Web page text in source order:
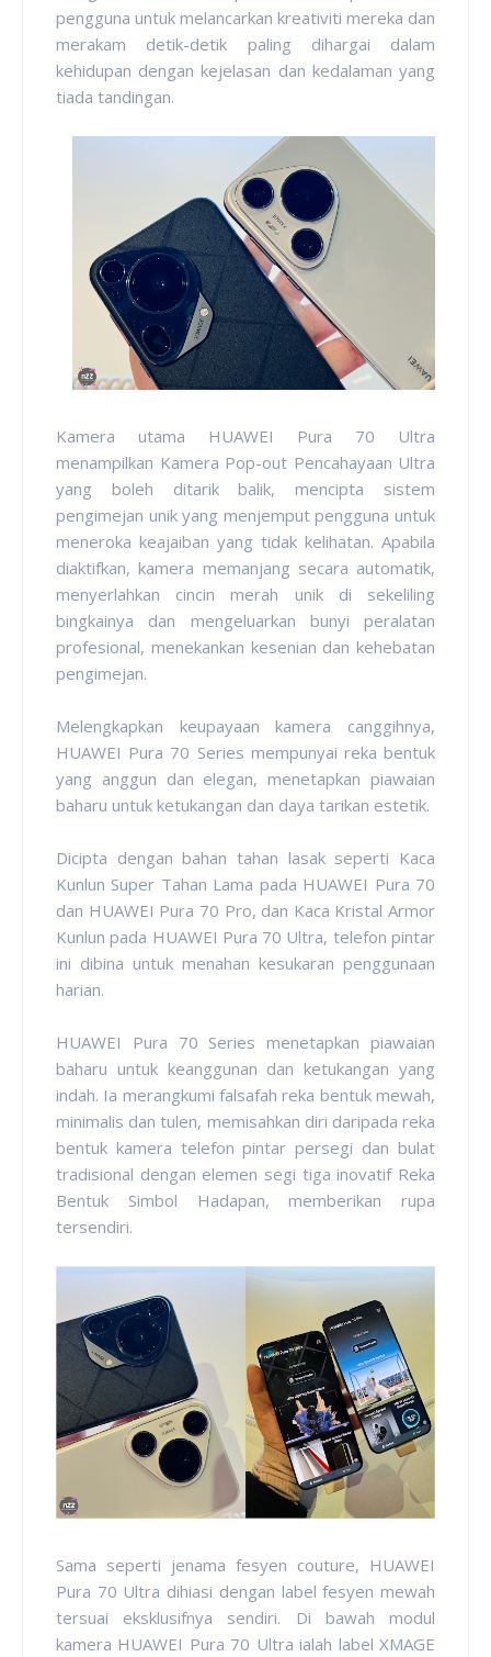
pengguna untuk melancarkan kreativiti mereka dan
merakam detik-detik paling dihargai dalam
kehidupan dengan kejelasan dan kedalaman yang
tiada tandingan.
Kamera utama HUAWEI Pura 70 Ultra
menampilkan Kamera Pop-out Pencahayaan Ultra
yang boleh ditarik balik, mencipta sistem
pengimejan unik yang menjemput pengguna untuk
meneroka keajaiban yang tidak kelihatan. Apabila
diaktifkan, kamera memanjang secara automatik,
menyerlahkan cincin merah unik di sekeliling
bingkainya dan mengeluarkan bunyi peralatan
profesional, menekankan kesenian dan kehebatan
pengimejan.
Melengkapkan keupayaan kamera canggihnya,
HUAWEI Pura 70 Series mempunyai reka bentuk
yang anggun dan elegan, menetapkan piawaian
baharu untuk ketukangan dan daya tarikan estetik.
Dicipta dengan bahan tahan lasak seperti Kaca
Kunlun Super Tahan Lama pada HUAWEI Pura 70
dan HUAWEI Pura 70 Pro, dan Kaca Kristal Armor
Kunlun pada HUAWEI Pura 70 Ultra, telefon pintar
ini dibina untuk menahan kesukaran penggunaan
harian.
HUAWEI Pura 70 Series menetapkan piawaian
baharu untuk keanggunan dan ketukangan yang
indah. Ia merangkumi falsafah reka bentuk mewah,
minimalis dan tulen, memisahkan diri daripada reka
bentuk kamera telefon pintar persegi dan bulat
tradisional dengan elemen segi tiga inovatif Reka
Bentuk Simbol Hadapan, memberikan rupa
tersendiri.
Sama seperti jenama fesyen couture, HUAWEI
Pura 70 Ultra dihiasi dengan label fesyen mewah
tersuai eksklusifnya sendiri. Di bawah modul
kamera HUAWEI Pura 70 Ultra ialah label XMAGE